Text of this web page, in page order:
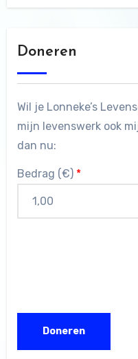
Doneren
Wil je Lonneke’s
mijn levenswerk ook
dan nu:
Bedrag (€) *